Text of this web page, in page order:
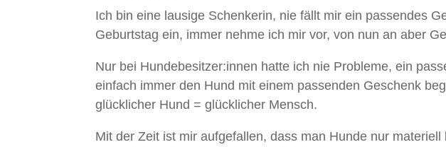
Ich bin eine lausige Schenkerin, nie fällt mir ein passendes
Geburtstag ein, immer nehme ich mir vor, von nun an aber
Nur bei Hundebesitzer:innen hatte ich nie Probleme, ein
einfach immer den Hund mit einem passenden Geschenk
glücklicher Hund = glücklicher Mensch.
Mit der Zeit ist mir aufgefallen, dass man Hunde nur